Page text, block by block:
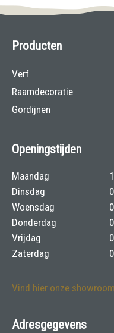
Producten
Verf
Raamdecoratie
Gordijnen
Openingstijden
Maandag
Dinsdag
Woensdag
Donderdag
Vrijdag
Zaterdag
Vind hier onze showroom
Adresgegevens